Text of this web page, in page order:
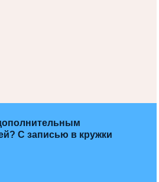
С записью в кружки